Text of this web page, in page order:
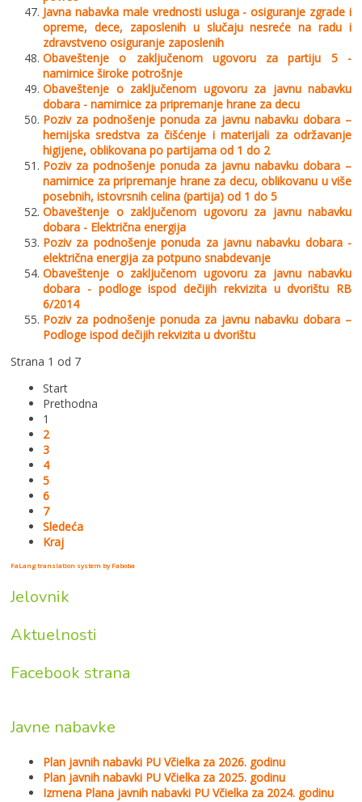
Javna nabavka male vrednosti usluga - osiguranje zgrade i
opreme, dece, zaposlenih u slučaju nesreće na radu i
zdravstveno osiguranje zaposlenih
Obaveštenje o zaključenom ugovoru za partiju 5 -
namirnice široke potrošnje
Obaveštenje o zaključenom ugovoru za javnu nabavku
dobara - namirnice za pripremanje hrane za decu
Poziv za podnošenje ponuda za javnu nabavku dobara –
hemijska sredstva za čišćenje i materijali za održavanje
higijene, oblikovana po partijama od 1 do 2
Poziv za podnošenje ponuda za javnu nabavku dobara –
namirnice za pripremanje hrane za decu, oblikovanu u više
posebnih, istovrsnih celina (partija) od 1 do 5
Obaveštenje o zaključenom ugovoru za javnu nabavku
dobara - Električna energija
Poziv za podnošenje ponuda za javnu nabavku dobara -
električna energija za potpuno snabdevanje
Obaveštenje o zaključenom ugovoru za javnu nabavku
dobara - podloge ispod dečijih rekvizita u dvorištu RB
6/2014
Poziv za podnošenje ponuda za javnu nabavku dobara –
Podloge ispod dečijih rekvizita u dvorištu
Strana 1 od 7
Start
Prethodna
1
2
3
4
5
6
7
Sledeća
Kraj
FaLang translation system by Faboba
Jelovnik
Aktuelnosti
Facebook strana
Javne nabavke
Plan javnih nabavki PU Včielka za 2026. godinu
Plan javnih nabavki PU Včielka za 2025. godinu
Izmena Plana javnih nabavki PU Včielka za 2024. godinu